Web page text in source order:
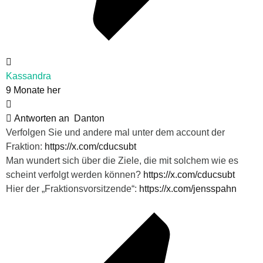
Kassandra
9 Monate her
Antworten an
Danton
Verfolgen Sie und andere mal unter dem account der
Fraktion: https://x.com/cducsubt
Man wundert sich über die Ziele, die mit solchem wie es
scheint verfolgt werden können? https://x.com/cducsubt
Hier der „Fraktionsvorsitzende“: https://x.com/jensspahn